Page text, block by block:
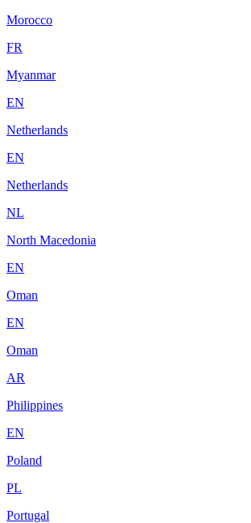
Morocco
FR
Myanmar
EN
Netherlands
EN
Netherlands
NL
North Macedonia
EN
Oman
EN
Oman
AR
Philippines
EN
Poland
PL
Portugal